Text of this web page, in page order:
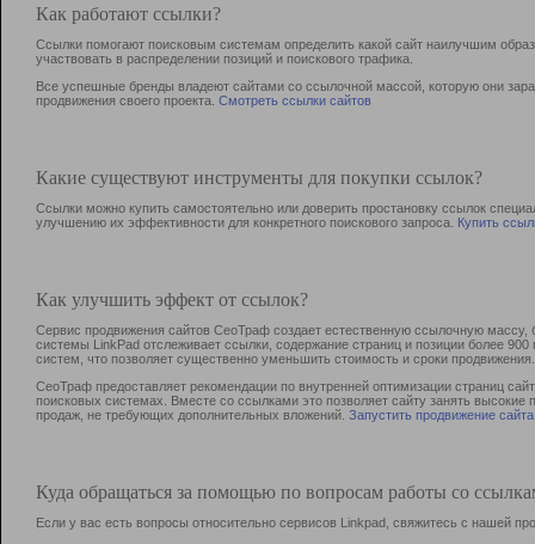
Как работают ссылки?
Ссылки помогают поисковым системам определить какой сайт наилучшим
участвовать в раcпределении позиций и поискового трафика.
Все успешные бренды владеют сайтами со ссылочной массой, которую они
продвижения своего проекта. Смотреть ссылки сайтов
Какие существуют инструменты для покупки ссылок?
Ссылки можно купить самостоятельно или доверить простановку ссылок
улучшению их эффективности для конкретного поискового запроса. Купить
Как улучшить эффект от ссылок?
Сервис продвижения сайтов СеоТраф создает естественную ссылочную
системы LinkPad отслеживает ссылки, содержание страниц и позиции более
систем, что позволяет существенно уменьшить стоимость и сроки продвижения.
СеоТраф предоставляет рекомендации по внутренней оптимизации страниц
поисковых системах. Вместе со ссылками это позволяет сайту занять
продаж, не требующих дополнительных вложений. Запустить продвижение сайта
Куда обращаться за помощью по вопросам работы со
Если у вас есть вопросы относительно сервисов Linkpad, свяжитесь с нашей